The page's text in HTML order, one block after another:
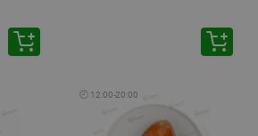
🕘 12:00-20:00